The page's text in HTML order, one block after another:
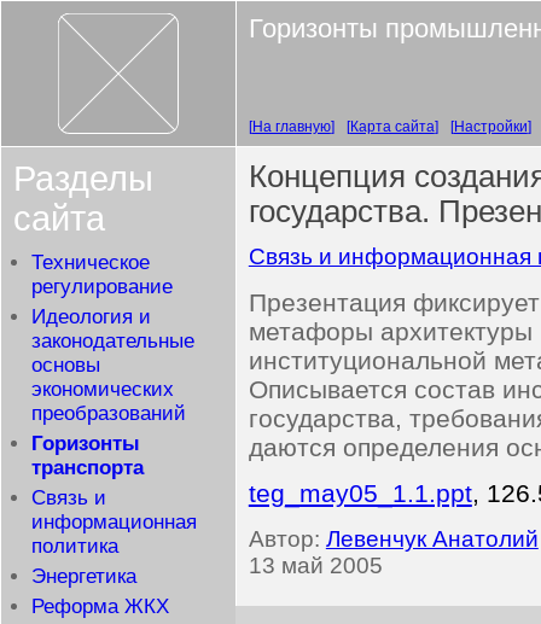
Горизонты
На главную Карта сайта Настройки
Разделы
сайта
Техническое
регулирование
Идеология и
законодательные
основы
экономических
преобразований
Горизонты
транспорта
Связь и
информационная
политика
Энергетика
Реформа ЖКХ
Концепция
государства.
Связь и информационная
Презентация
метафоры архитектуры
институциональной
Описывается состав
государства,
даются определения
teg_may05_1.1.ppt,
Автор: Левенчук Анатолий
13 май 2005